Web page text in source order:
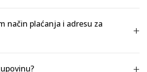
način plaćanja i adresu za